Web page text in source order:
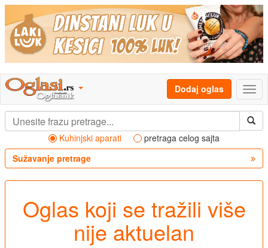
Dodaj oglas
Kuhinjski aparati
pretraga celog sajta
Sužavanje pretrage
Oglas koji se tražili više
nije aktuelan